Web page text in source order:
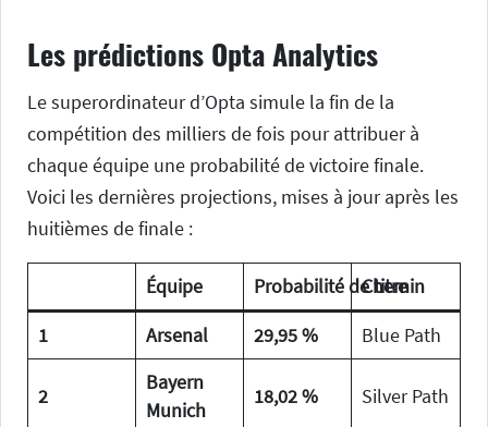
Les prédictions Opta Analytics
Le superordinateur d’Opta simule la fin de la
compétition des milliers de fois pour attribuer à
chaque équipe une probabilité de victoire finale.
Voici les dernières projections, mises à jour après les
huitièmes de finale :
Équipe Probabilité de titre
Chemin
1 Arsenal 29,95 % Blue Path
2
Bayern
Munich
18,02 % Silver Path